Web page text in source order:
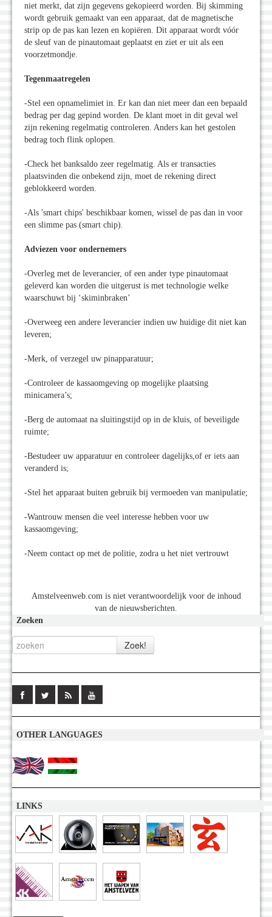
niet merkt, dat zijn gegevens gekopieerd worden. Bij skimming
wordt gebruik gemaakt van een apparaat, dat de magnetische
strip op de pas kan lezen en kopiëren. Dit apparaat wordt vóór
de sleuf van de pinautomaat geplaatst en ziet er uit als een
voorzetmondje.
Tegenmaatregelen
-Stel een opnamelimiet in. Er kan dan niet meer dan een bepaald
bedrag per dag gepind worden. De klant moet in dit geval wel
zijn rekening regelmatig controleren. Anders kan het gestolen
bedrag toch flink oplopen.
-Check het banksaldo zeer regelmatig. Als er transacties
plaatsvinden die onbekend zijn, moet de rekening direct
geblokkeerd worden.
-Als 'smart chips' beschikbaar komen, wissel de pas dan in voor
een slimme pas (smart chip).
Adviezen voor ondernemers
-Overleg met de leverancier, of een ander type pinautomaat
geleverd kan worden die uitgerust is met technologie welke
waarschuwt bij ‘skiminbraken’
-Overweeg een andere leverancier indien uw huidige dit niet kan
leveren;
-Merk, of verzegel uw pinapparatuur;
-Controleer de kassaomgeving op mogelijke plaatsing
minicamera’s;
-Berg de automaat na sluitingstijd op in de kluis, of beveiligde
ruimte;
-Bestudeer uw apparatuur en controleer dagelijks,of er iets aan
veranderd is;
-Stel het apparaat buiten gebruik bij vermoeden van manipulatie;
-Wantrouw mensen die veel interesse hebben voor uw
kassaomgeving;
-Neem contact op met de politie, zodra u het niet vertrouwt
Amstelveenweb.com is niet verantwoordelijk voor de inhoud
van de nieuwsberichten.
Zoeken
OTHER LANGUAGES
LINKS